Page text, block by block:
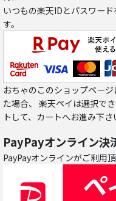
いつもの楽天IDとパスワー
す。
おちゃのこのショップペー
た場合、 楽天ペイは選択で
トして、カートへお進み下さ
PayPayオンライン決
PayPayオンラインがご利用頂